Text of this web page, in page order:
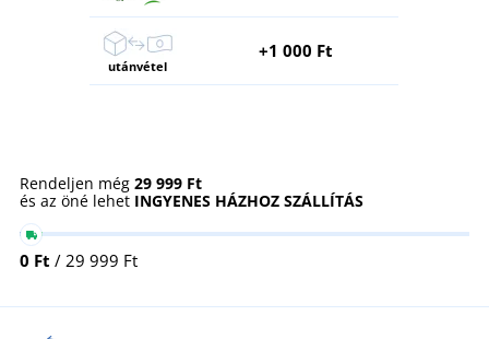
utánvétel
+1 000 Ft
Rendeljen még 29 999 Ft
és az öné lehet INGYENES HÁZHOZ SZÁLLÍTÁS
0 Ft / 29 999 Ft